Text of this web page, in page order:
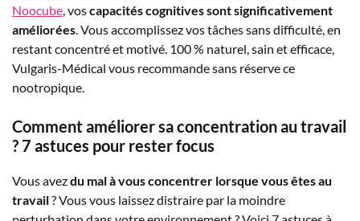
Noocube, voscapacités cognitives sont significativement
améliorées. Vous accomplissez vos tâches sans difficulté, en
restant concentré et motivé. 100 % naturel, sain et efficace,
Vulgaris-Médical vous recommande sans réserve ce
nootropique.
Comment améliorer sa concentration au travail
? 7 astuces pour rester focus
Vous avezdu mal à vous concentrer lorsque vous êtes au
travail? Vous vous laissez distraire par la moindre